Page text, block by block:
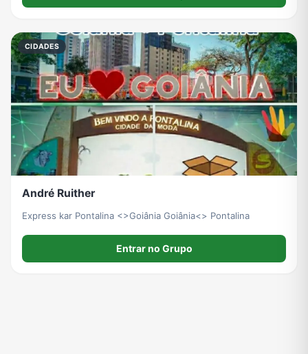
CIDADES
André Ruither
Express kar Pontalina <>Goiânia Goiânia<> Pontalina
Entrar no Grupo